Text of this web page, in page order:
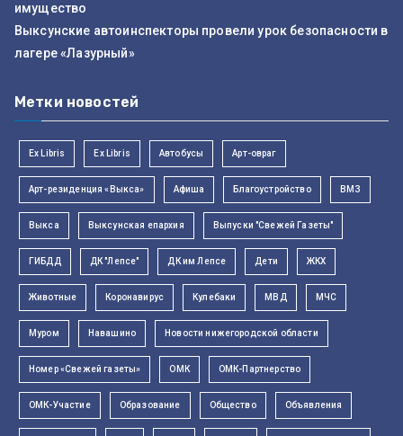
имущество
Выксунские автоинспекторы провели урок безопасности в
лагере «Лазурный»
Метки новостей
Ex Libris Ex Libris Автобусы Арт-овраг
Арт-резиденция «Выкса» Афиша Благоустройство ВМЗ
Выкса Выксунская епархия Выпуски "Свежей Газеты"
ГИБДД ДК "Лепсе" ДК им Лепсе Дети ЖКХ
Животные Коронавирус Кулебаки МВД МЧС
Муром Навашино Новости нижегородской области
Номер «Свежей газеты» ОМК ОМК-Партнерство
ОМК-Участие Образование Общество Объявления